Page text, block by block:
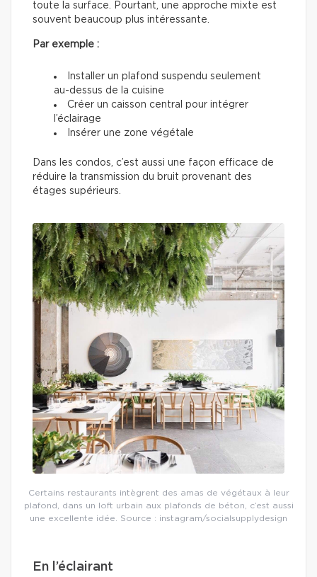
toute la surface. Pourtant, une approche mixte est
souvent beaucoup plus intéressante.
Par exemple :
Installer un plafond suspendu seulement
au-dessus de la cuisine
Créer un caisson central pour intégrer
l’éclairage
Insérer une zone végétale
Dans les condos, c’est aussi une façon efficace de
réduire la transmission du bruit provenant des
étages supérieurs.
Certains restaurants intègrent des amas de végétaux à leur
plafond, dans un loft urbain aux plafonds de béton, c’est aussi
une excellente idée. Source : instagram/socialsupplydesign
En l’éclairant